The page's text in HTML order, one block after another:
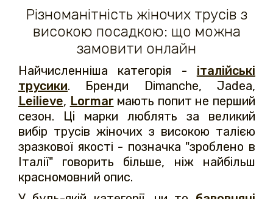
Різноманітність жіночих трусів з
високою посадкою: що можна
замовити онлайн
Найчисленніша категорія - італійські
трусики. Бренди Dimanche, Jadea,
Leilieve, Lormar мають попит не перший
сезон. Ці марки люблять за великий
вибір трусів жіночих з високою талією
зразкової якості - позначка "зроблено в
Італії" говорить більше, ніж найбільш
красномовний опис.